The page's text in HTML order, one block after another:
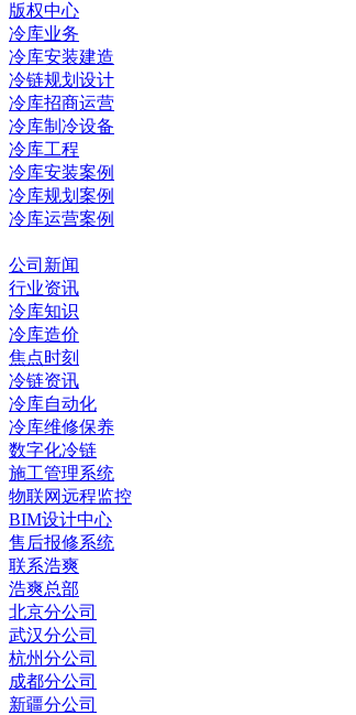
版权中心
冷库业务
冷库安装建造
冷链规划设计
冷库招商运营
冷库制冷设备
冷库工程
冷库安装案例
冷库规划案例
冷库运营案例
公司新闻
行业资讯
冷库知识
冷库造价
焦点时刻
冷链资讯
冷库自动化
冷库维修保养
数字化冷链
施工管理系统
物联网远程监控
BIM设计中心
售后报修系统
联系浩爽
浩爽总部
北京分公司
武汉分公司
杭州分公司
成都分公司
新疆分公司